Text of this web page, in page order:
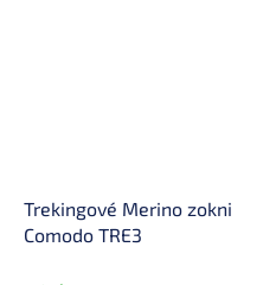
Trekingové Merino zokni
Comodo TRE3